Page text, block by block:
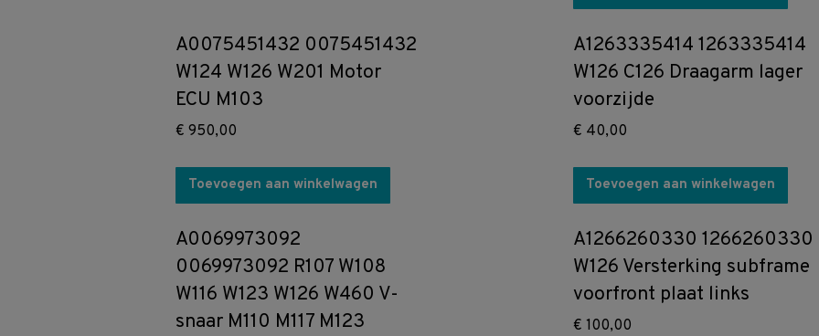
A0075451432 0075451432
W124 W126 W201 Motor
ECU M103
€ 950,00
Toevoegen aan winkelwagen
A1263335414 1263335414
W126 C126 Draagarm lager
voorzijde
€ 40,00
Toevoegen aan winkelwagen
A0069973092
0069973092 R107 W108
W116 W123 W126 W460 V-
snaar M110 M117 M123
A1266260330 1266260330
W126 Versterking subframe
voorfront plaat links
€ 100,00